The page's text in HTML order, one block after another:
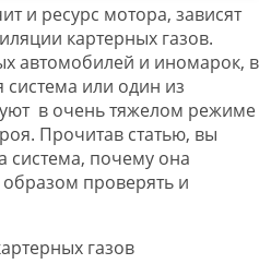
и ресурс мотора, зависят
картерных газов.
автомобилей и иномарок, в
система или один из
в очень тяжелом режиме
Прочитав статью, вы
система, почему она
проверять и